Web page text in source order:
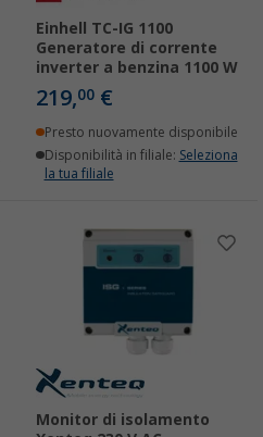
Einhell TC-IG 1100
Generatore di corrente
inverter a benzina 1100 W
219,00 €
Presto nuovamente disponibile
Disponibilità in filiale: Seleziona
la tua filiale
Monitor di isolamento